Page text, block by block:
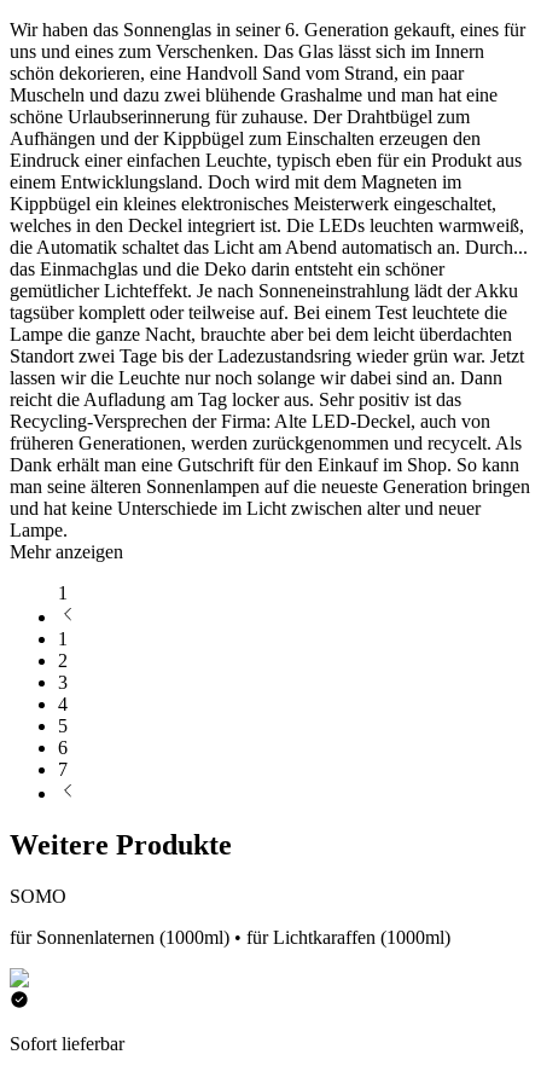
Wir haben das Sonnenglas in seiner 6. Generation gekauft, eines für
uns und eines zum Verschenken. Das Glas lässt sich im Innern
schön dekorieren, eine Handvoll Sand vom Strand, ein paar
Muscheln und dazu zwei blühende Grashalme und man hat eine
schöne Urlaubserinnerung für zuhause. Der Drahtbügel zum
Aufhängen und der Kippbügel zum Einschalten erzeugen den
Eindruck einer einfachen Leuchte, typisch eben für ein Produkt aus
einem Entwicklungsland. Doch wird mit dem Magneten im
Kippbügel ein kleines elektronisches Meisterwerk eingeschaltet,
welches in den Deckel integriert ist. Die LEDs leuchten warmweiß,
die Automatik schaltet das Licht am Abend automatisch an. Durch...
das Einmachglas und die Deko darin entsteht ein schöner
gemütlicher Lichteffekt. Je nach Sonneneinstrahlung lädt der Akku
tagsüber komplett oder teilweise auf. Bei einem Test leuchtete die
Lampe die ganze Nacht, brauchte aber bei dem leicht überdachten
Standort zwei Tage bis der Ladezustandsring wieder grün war. Jetzt
lassen wir die Leuchte nur noch solange wir dabei sind an. Dann
reicht die Aufladung am Tag locker aus. Sehr positiv ist das
Recycling-Versprechen der Firma: Alte LED-Deckel, auch von
früheren Generationen, werden zurückgenommen und recycelt. Als
Dank erhält man eine Gutschrift für den Einkauf im Shop. So kann
man seine älteren Sonnenlampen auf die neueste Generation bringen
und hat keine Unterschiede im Licht zwischen alter und neuer
Lampe.
Mehr anzeigen
1
1
2
3
4
5
6
7
Weitere Produkte
SOMO
für Sonnenlaternen (1000ml) • für Lichtkaraffen (1000ml)
Sofort lieferbar